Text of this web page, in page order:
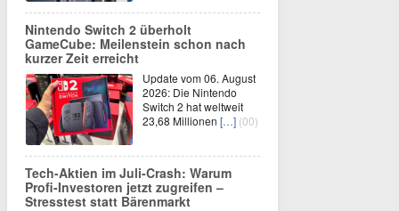
Nintendo Switch 2 überholt
GameCube: Meilenstein schon nach
kurzer Zeit erreicht
Update vom 06. August
2026: Die Nintendo
Switch 2 hat weltweit
23,68 Millionen […] (00)
Tech-Aktien im Juli-Crash: Warum
Profi-Investoren jetzt zugreifen –
Stresstest statt Bärenmarkt